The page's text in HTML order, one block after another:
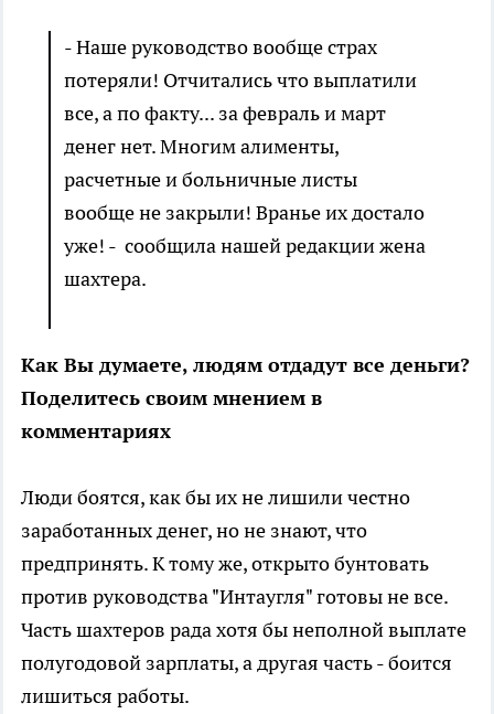
- Наше руководство вообще страх
потеряли! Отчитались что выплатили
все, а по факту... за февраль и март
денег нет. Многим алименты,
расчетные и больничные листы
вообще не закрыли! Вранье их достало
уже! - сообщила нашей редакции жена
шахтера.
Как Вы думаете, людям отдадут все деньги?
Поделитесь своим мнением в
комментариях
Люди боятся, как бы их не лишили честно
заработанных денег, но не знают, что
предпринять. К тому же, открыто бунтовать
против руководства "Интаугля" готовы не все.
Часть шахтеров рада хотя бы неполной выплате
полугодовой зарплаты, а другая часть - боится
лишиться работы.